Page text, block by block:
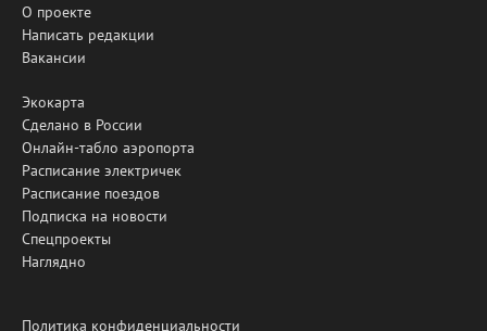
О проекте
Написать редакции
Вакансии
Экокарта
Сделано в России
Онлайн-табло аэропорта
Расписание электричек
Расписание поездов
Подписка на новости
Спецпроекты
Наглядно
Политика конфиденциальности